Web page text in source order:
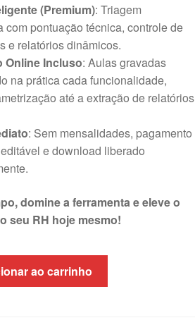
(Premium): Triagem
com pontuação técnica, controle de
e relatórios dinâmicos.
Online Incluso: Aulas gravadas
na prática cada funcionalidade,
até a extração de relatórios
: Sem mensalidades, pagamento
e download liberado
domine a ferramenta e eleve o
seu RH hoje mesmo!
ao carrinho